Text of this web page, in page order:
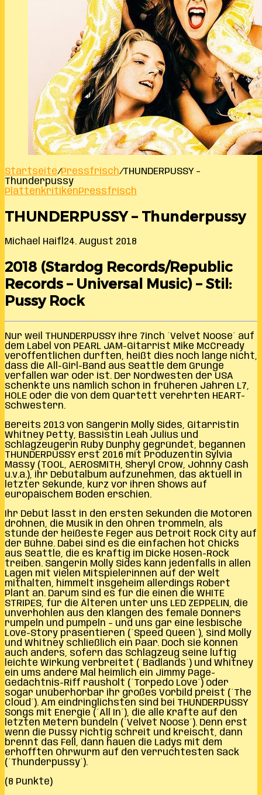
Startseite/Pressfrisch/THUNDERPUSSY –
Thunderpussy
PlattenkritikenPressfrisch
THUNDERPUSSY – Thunderpussy
Michael Haifl 24. August 2018
2018 (Stardog Records/Republic
Records – Universal Music) – Stil:
Pussy Rock
Nur weil THUNDERPUSSY ihre 7inch ´Velvet Noose´ auf
dem Label von PEARL JAM-Gitarrist Mike McCready
veröffentlichen durften, heißt dies noch lange nicht,
dass die All-Girl-Band aus Seattle dem Grunge
verfallen war oder ist. Der Nordwesten der USA
schenkte uns nämlich schon in früheren Jahren L7,
HOLE oder die von dem Quartett verehrten HEART-
Schwestern.
Bereits 2013 von Sängerin Molly Sides, Gitarristin
Whitney Petty, Bassistin Leah Julius und
Schlagzeugerin Ruby Dunphy gegründet, begannen
THUNDERPUSSY erst 2016 mit Produzentin Sylvia
Massy (TOOL, AEROSMITH, Sheryl Crow, Johnny Cash
u.v.a.), ihr Debütalbum aufzunehmen, das aktuell in
letzter Sekunde, kurz vor ihren Shows auf
europäischem Boden erschien.
Ihr Debüt lässt in den ersten Sekunden die Motoren
dröhnen, die Musik in den Ohren trommeln, als
stünde der heißeste Feger aus Detroit Rock City auf
der Bühne. Dabei sind es die einfachen hot Chicks
aus Seattle, die es kräftig im Dicke Hosen-Rock
treiben. Sängerin Molly Sides kann jedenfalls in allen
Lagen mit vielen Mitspielerinnen auf der Welt
mithalten, himmelt insgeheim allerdings Robert
Plant an. Darum sind es für die einen die WHITE
STRIPES, für die Älteren unter uns LED ZEPPELIN, die
unverhohlen aus den Klängen des female Donners
rumpeln und pumpeln – und uns gar eine lesbische
Love-Story präsentieren (´Speed Queen´), sind Molly
und Whitney schließlich ein Paar. Doch sie können
auch anders, sofern das Schlagzeug seine luftig
leichte Wirkung verbreitet (´Badlands´) und Whitney
ein ums andere Mal heimlich ein Jimmy Page-
Gedächtnis-Riff rausholt (´Torpedo Love´) oder
sogar unüberhörbar ihr großes Vorbild preist (´The
Cloud´). Am eindringlichsten sind bei THUNDERPUSSY
Songs mit Energie (´All In´), die alle Kräfte auf den
letzten Metern bündeln (´Velvet Noose´). Denn erst
wenn die Pussy richtig schreit und kreischt, dann
brennt das Fell, dann hauen die Ladys mit dem
erhofften Ohrwurm auf den verruchtesten Sack
(´Thunderpussy´).
(8 Punkte)